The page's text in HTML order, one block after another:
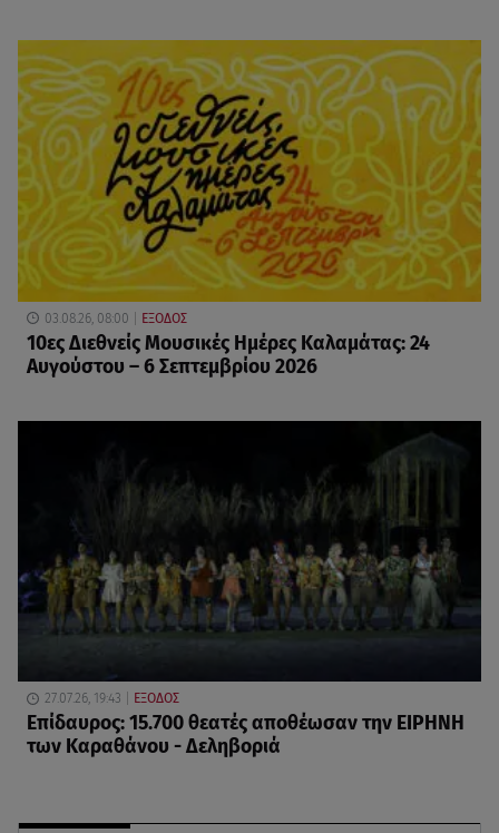
03.08.26, 08:00 ΕΞΟΔΟΣ
10ες Διεθνείς Μουσικές Ημέρες Καλαμάτας: 24
Αυγούστου – 6 Σεπτεμβρίου 2026
27.07.26, 19:43 ΕΞΟΔΟΣ
Επίδαυρος: 15.700 θεατές αποθέωσαν την ΕΙΡΗΝΗ
των Καραθάνου - Δεληβοριά